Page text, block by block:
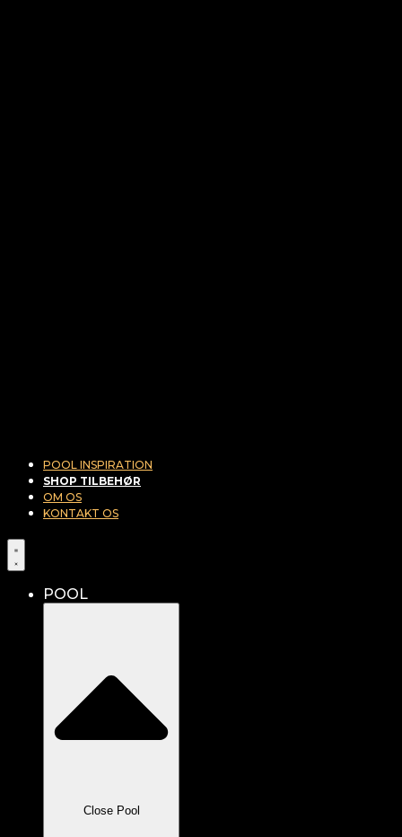
POOL INSPIRATION
SHOP TILBEHØR
OM OS
KONTAKT OS
POOL
Close Pool